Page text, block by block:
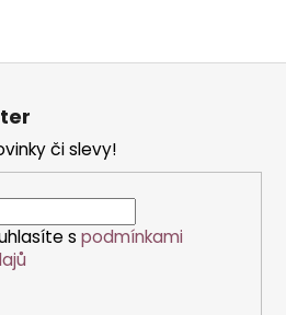
či slevy!
s podmínkami